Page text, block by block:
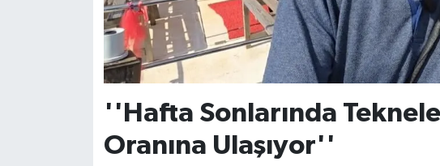
''Hafta Sonlarında
Oranına Ulaşıyor''